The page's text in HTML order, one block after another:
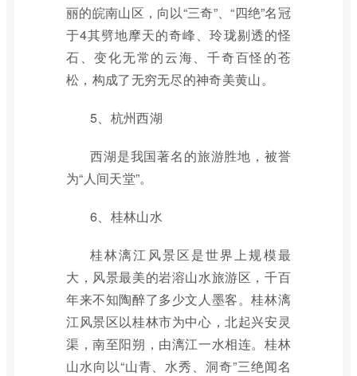
丽的皖南山区，向以“三奇”、“四绝”名冠
于4其劈地摩天的奇峰、玲珑剔透的怪
石、变化无常的云海、千奇百怪的苍
松，构成了无穷无尽的神奇美黄山。
5、杭州西湖
西湖是我国著名的旅游胜地，被誉
为“人间天堂”。
6、桂林山水
桂林漓江风景区是世界上规模最
大，风景最美的岩溶山水旅游区，千百
年来不知陶醉了多少文人墨客。桂林漓
江风景区以桂林市为中心，北起兴安灵
渠，南至阳朔，由漓江一水相连。桂林
山水向以“山青、水秀、洞奇”三绝闻名